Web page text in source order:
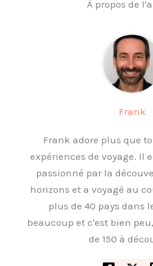
À propos de
Frank
Frank adore plus que
expériences de voyage. Il
passionné par la
horizons et a voyagé au
plus de 40 pays dans
beaucoup et c'est bien
de 150 à